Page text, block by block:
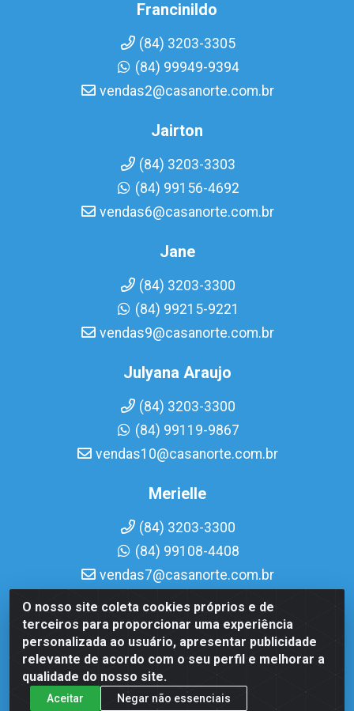
O nosso site coleta cookies próprios e de
terceiros para proporcionar uma experiência
personalizada ao usuário, apresentar publicidade
relevante de acordo com o seu perfil e melhorar a
qualidade do nosso site.
Aceitar Negar não essenciais
Francinildo
(84) 3203-3305
(84) 99949-9394
vendas2@casanorte.com.br
Jairton
(84) 3203-3303
(84) 99156-4692
vendas6@casanorte.com.br
Jane
(84) 3203-3300
(84) 99215-9221
vendas9@casanorte.com.br
Julyana Araujo
(84) 3203-3300
(84) 99119-9867
vendas10@casanorte.com.br
Merielle
(84) 3203-3300
(84) 99108-4408
vendas7@casanorte.com.br
Casa Norte LTDA - Av. Interventor Mário Câmara, 1815 - Dix-
Sept Rosado, Natal/RN - CEP 59054-600 - CNPJ
08.713.513/0001-51